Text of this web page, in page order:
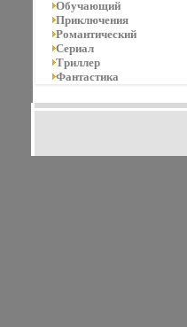
Обучающий
Приключения
Романтический
Сериал
Триллер
Фантастика